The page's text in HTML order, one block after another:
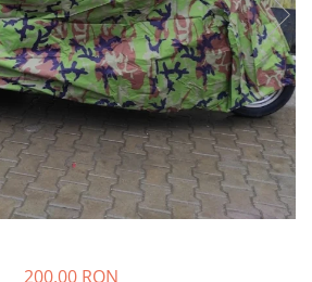
200,00 RON